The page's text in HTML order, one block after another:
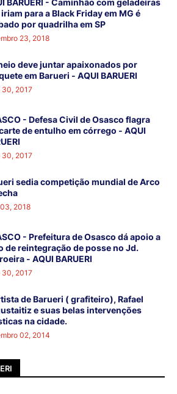
BARUERI - Caminhão com geladeiras
para a Black Friday em MG é
por quadrilha em SP
23, 2018
deve juntar apaixonados por
em Barueri - AQUI BARUERI
30, 2017
- Defesa Civil de Osasco flagra
de entulho em córrego - AQUI
30, 2017
sedia competição mundial de Arco
2018
- Prefeitura de Osasco dá apoio a
de reintegração de posse no Jd.
- AQUI BARUERI
30, 2017
de Barueri ( grafiteiro), Rafael
e suas belas intervenções
na cidade.
02, 2014